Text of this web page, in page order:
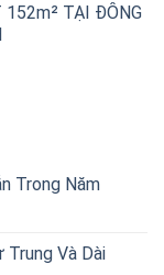
152m² TẠI ĐÔNG
Trong Năm
Trung Và Dài